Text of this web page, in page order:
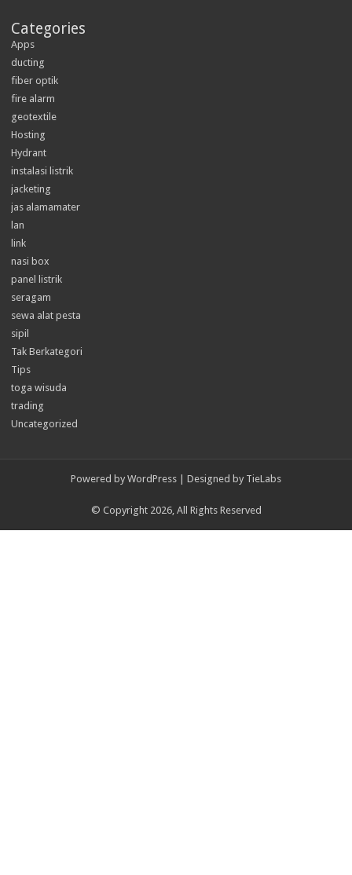
Categories
Apps
ducting
fiber optik
fire alarm
geotextile
Hosting
Hydrant
instalasi listrik
jacketing
jas alamamater
lan
link
nasi box
panel listrik
seragam
sewa alat pesta
sipil
Tak Berkategori
Tips
toga wisuda
trading
Uncategorized
Powered by WordPress | Designed by TieLabs
© Copyright 2026, All Rights Reserved